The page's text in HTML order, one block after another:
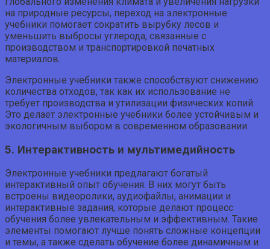
на природные ресурсы, переход на электронные
учебники помогает сократить вырубку лесов и
уменьшить выбросы углерода, связанные с
производством и транспортировкой печатных
материалов.
Электронные учебники также способствуют снижению
количества отходов, так как их использование не
требует производства и утилизации физических копий.
Это делает электронные учебники более устойчивым и
экологичным выбором в современном образовании.
5. Интерактивность и мультимедийность
Электронные учебники предлагают богатый
интерактивный опыт обучения. В них могут быть
встроены видеоролики, аудиофайлы, анимации и
интерактивные задания, которые делают процесс
обучения более увлекательным и эффективным. Такие
элементы помогают лучше понять сложные концепции
и темы, а также сделать обучение более динамичным и